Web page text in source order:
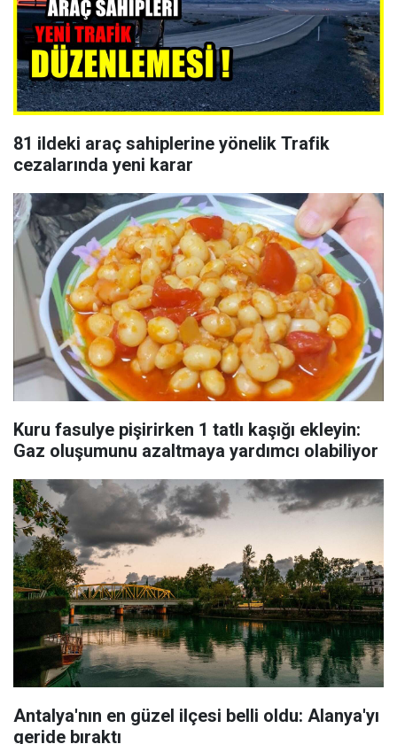
81 ildeki araç sahiplerine yönelik Trafik
cezalarında yeni karar
Kuru fasulye pişirirken 1 tatlı kaşığı ekleyin:
Gaz oluşumunu azaltmaya yardımcı olabiliyor
Antalya'nın en güzel ilçesi belli oldu: Alanya'yı
geride bıraktı